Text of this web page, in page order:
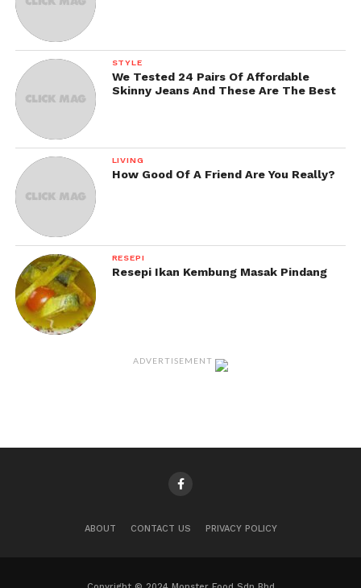
STYLE
We Tested 24 Pairs Of Affordable
Skinny Jeans And These Are The Best
LIVING
How Good Of A Friend Are You Really?
RESEPI
Resepi Ikan Kembung Masak Pindang
ADVERTISEMENT
ABOUT CONTACT US PRIVACY POLICY